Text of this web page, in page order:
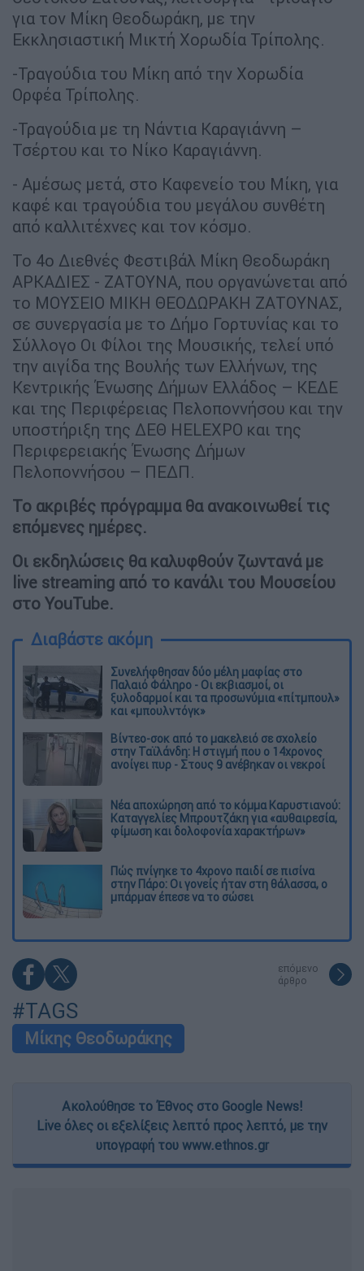
για τον Μίκη Θεοδωράκη, με την
Εκκλησιαστική Μικτή Χορωδία Τρίπολης.
-Τραγούδια του Μίκη από την Χορωδία
Ορφέα Τρίπολης.
-Τραγούδια με τη Νάντια Καραγιάννη –
Τσέρτου και το Νίκο Καραγιάννη.
- Αμέσως μετά, στο Καφενείο του Μίκη, για
καφέ και τραγούδια του μεγάλου συνθέτη
από καλλιτέχνες και τον κόσμο.
Το 4ο Διεθνές Φεστιβάλ Μίκη Θεοδωράκη
ΑΡΚΑΔΙΕΣ - ΖΑΤΟΥΝΑ, που οργανώνεται από
το ΜΟΥΣΕΙΟ ΜΙΚΗ ΘΕΟΔΩΡΑΚΗ ΖΑΤΟΥΝΑΣ,
σε συνεργασία με το Δήμο Γορτυνίας και το
Σύλλογο Οι Φίλοι της Μουσικής, τελεί υπό
την αιγίδα της Βουλής των Ελλήνων, της
Κεντρικής Ένωσης Δήμων Ελλάδος – ΚΕΔΕ
και της Περιφέρειας Πελοποννήσου και την
υποστήριξη της ΔΕΘ HELEXPO και της
Περιφερειακής Ένωσης Δήμων
Πελοποννήσου – ΠΕΔΠ.
To ακριβές πρόγραμμα θα ανακοινωθεί τις
επόμενες ημέρες.
Οι εκδηλώσεις θα καλυφθούν ζωντανά με
live streaming από το κανάλι του Μουσείου
στο YouTube.
Διαβάστε ακόμη
Συνελήφθησαν δύο μέλη μαφίας στο
Παλαιό Φάληρο - Οι εκβιασμοί, οι
ξυλοδαρμοί και τα προσωνύμια «πίτμπουλ»
και «μπουλντόγκ»
Βίντεο-σοκ από το μακελειό σε σχολείο
στην Ταϊλάνδη: Η στιγμή που ο 14χρονος
ανοίγει πυρ - Στους 9 ανέβηκαν οι νεκροί
Νέα αποχώρηση από το κόμμα Καρυστιανού:
Καταγγελίες Μπρουτζάκη για «αυθαιρεσία,
φίμωση και δολοφονία χαρακτήρων»
Πώς πνίγηκε το 4χρονο παιδί σε πισίνα
στην Πάρο: Οι γονείς ήταν στη θάλασσα, ο
μπάρμαν έπεσε να το σώσει
επόμενο
άρθρο
#TAGS
Μίκης Θεοδωράκης
Ακολούθησε το Έθνος στο Google News!
Live όλες οι εξελίξεις λεπτό προς λεπτό, με την
υπογραφή του www.ethnos.gr